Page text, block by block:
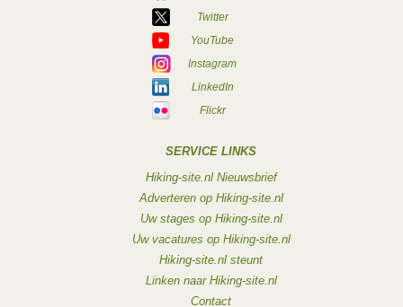
Twitter
YouTube
Instagram
LinkedIn
Flickr
SERVICE LINKS
Hiking-site.nl Nieuwsbrief
Adverteren op Hiking-site.nl
Uw stages op Hiking-site.nl
Uw vacatures op Hiking-site.nl
Hiking-site.nl steunt
Linken naar Hiking-site.nl
Contact